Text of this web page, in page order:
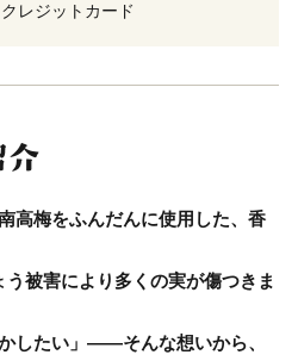
クレジットカード
高梅をふんだんに使用した、香
被害により多くの実が傷つきま
したい」――そんな想いから、